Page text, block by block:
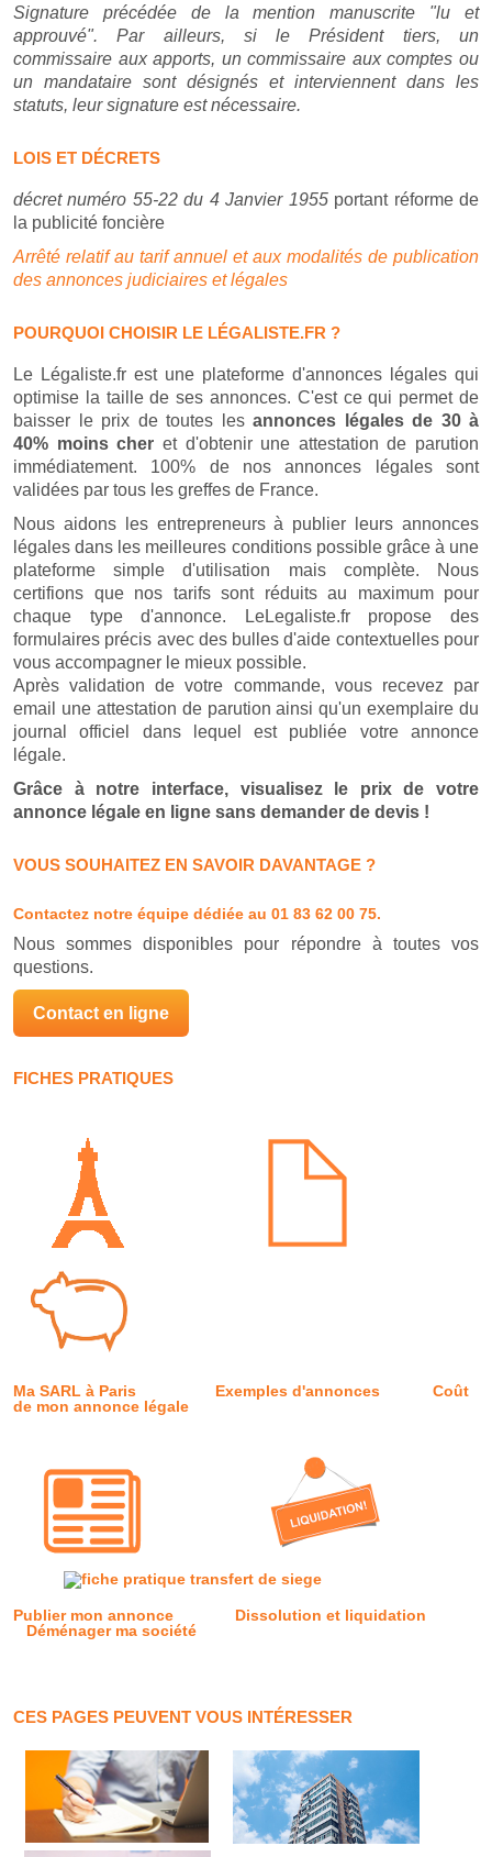
Signature précédée de la mention manuscrite "lu et
approuvé". Par ailleurs, si le Président tiers, un
commissaire aux apports, un commissaire aux comptes ou
un mandataire sont désignés et interviennent dans les
statuts, leur signature est nécessaire.
LOIS ET DÉCRETS
décret numéro 55-22 du 4 Janvier 1955portant réforme de
la publicité foncière
Arrêté relatif au tarif annuel et aux modalités de publication
des annonces judiciaires et légales
POURQUOI CHOISIR LE LÉGALISTE.FR ?
Le Légaliste.fr est une plateforme d'annonces légales qui
optimise la taille de ses annonces. C'est ce qui permet de
baisser le prix de toutes les annonces légales de 30 à
40% moins cher et d'obtenir une attestation de parution
immédiatement. 100% de nos annonces légales sont
validées par tous les greffes de France.
Nous aidons les entrepreneurs à publier leurs annonces
légales dans les meilleures conditions possible grâce à une
plateforme simple d'utilisation mais complète. Nous
certifions que nos tarifs sont réduits au maximum pour
chaque type d'annonce. LeLegaliste.fr propose des
formulaires précis avec des bulles d'aide contextuelles pour
vous accompagner le mieux possible.
Après validation de votre commande, vous recevez par
email une attestation de parution ainsi qu'un exemplaire du
journal officiel dans lequel est publiée votre annonce
légale.
Grâce à notre interface, visualisez le prix de votre
annonce légale en ligne sans demander de devis !
VOUS SOUHAITEZ EN SAVOIR DAVANTAGE ?
Contactez notre équipe dédiée au 01 83 62 00 75.
Nous sommes disponibles pour répondre à toutes vos
questions.
Contact en ligne
FICHES PRATIQUES
Ma SARL à Paris Exemples d'annonces
Coût
de mon annonce légale
Publier mon annonce
Dissolution et liquidation
Déménager ma société
CES PAGES PEUVENT VOUS INTÉRESSER